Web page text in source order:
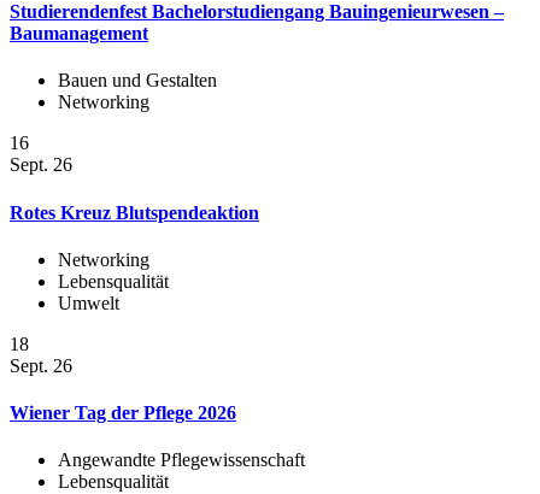
Studierendenfest Bachelorstudiengang Bauingenieurwesen –
Baumanagement
Bauen und Gestalten
Networking
16
Sept. 26
Rotes Kreuz Blutspendeaktion
Networking
Lebensqualität
Umwelt
18
Sept. 26
Wiener Tag der Pflege 2026
Angewandte Pflegewissenschaft
Lebensqualität